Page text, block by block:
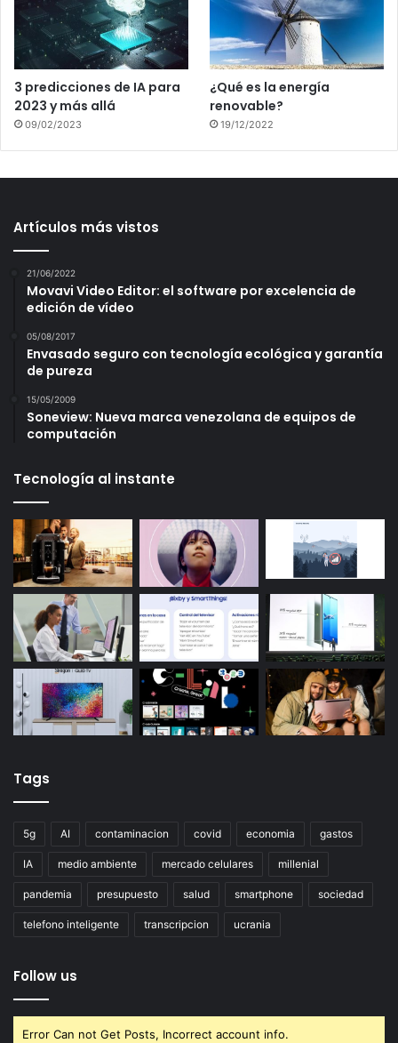
3 predicciones de IA para
2023 y más allá
09/02/2023
¿Qué es la energía
renovable?
19/12/2022
Artículos más vistos
21/06/2022
Movavi Video Editor: el software por excelencia de
edición de vídeo
05/08/2017
Envasado seguro con tecnología ecológica y garantía
de pureza
15/05/2009
Soneview: Nueva marca venezolana de equipos de
computación
Tecnología al instante
Tags
5g AI contaminacion covid economia gastos
IA medio ambiente mercado celulares millenial
pandemia presupuesto salud smartphone sociedad
telefono inteligente transcripcion ucrania
Follow us
Error Can not Get Posts, Incorrect account info.